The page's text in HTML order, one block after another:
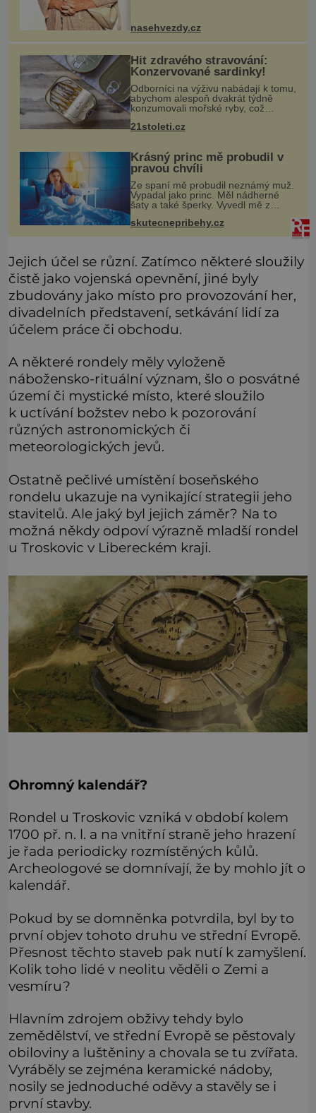
nasehvezdy.cz
Hit zdravého stravování:
Konzervované sardinky!
Odborníci na výživu nabádají k tomu,
abychom alespoň dvakrát týdně
konzumovali mořské ryby, což
ovšem může být zatěžující pro
peněženku. Dobrou zprávou je, že
21stoleti.cz
Krásný princ mě probudil v
pravou chvíli
Ze spaní mě probudil neznámý muž.
Vypadal jako princ. Měl nádherné
šaty a také šperky. Vyvedl mě z
pokoje ven, v kuchyni totiž začalo
hořet. Stalo se to už moc dávno.
Byla jsem malá holčička, měla jse
skutecnepribehy.cz
Jejich účel se různí. Zatímco některé sloužily
čistě jako vojenská opevnění, jiné byly
zbudovány jako místo pro provozování her,
divadelních představení, setkávání lidí za
účelem práce či obchodu.
A některé rondely měly vyloženě
nábožensko-rituální význam, šlo o posvátné
území či mystické místo, které sloužilo
k uctívání božstev nebo k pozorování
různých astronomických či
meteorologických jevů.
Ostatně pečlivé umístění boseňského
rondelu ukazuje na vynikající strategii jeho
stavitelů. Ale jaký byl jejich záměr? Na to
možná někdy odpoví výrazně mladší rondel
u Troskovic v Libereckém kraji.
Ohromný kalendář?
Rondel u Troskovic vzniká v období kolem
1700 př. n. l. a na vnitřní straně jeho hrazení
je řada periodicky rozmístěných kůlů.
Archeologové se domnívají, že by mohlo jít o
kalendář.
Pokud by se domněnka potvrdila, byl by to
první objev tohoto druhu ve střední Evropě.
Přesnost těchto staveb pak nutí k zamyšlení.
Kolik toho lidé v neolitu věděli o Zemi a
vesmíru?
Hlavním zdrojem obživy tehdy bylo
zemědělství, ve střední Evropě se pěstovaly
obiloviny a luštěniny a chovala se tu zvířata.
Vyráběly se zejména keramické nádoby,
nosily se jednoduché oděvy a stavěly se i
první stavby.